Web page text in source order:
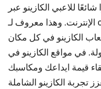
للاعبي الكازينو عبر
الإنترنت. وهذا معروف لـ casino kuwait اون لاين، لذلك
الكازينو في كل مكان
في مواقع الكازينو في
قيمة ايداعك ومكاسبك
تجربة الكازينو الشاملة